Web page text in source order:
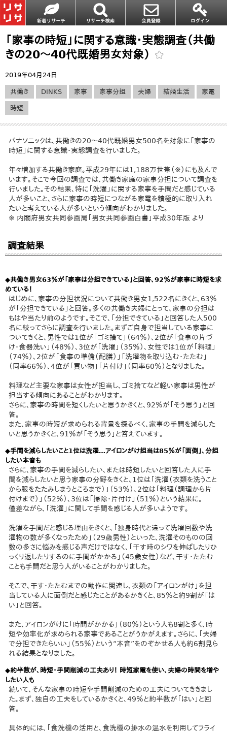
「家事の時短」に関する意識・実態調査（共働
きの20～40代既婚男女対象）
2019年04月24日
共働き DINKS 家事 家事分担 夫婦 結婚生活 家電
時短
パナソニックは、共働きの20～40代既婚男女500名を対象に「家事の
時短」に関する意識・実態調査を行いました。
年々増加する共働き家庭。平成29年には1,188万世帯（※）にも及んで
います。そこで今回の調査では、共働き家庭の家事分担について調査を
行いました。その結果、特に「洗濯」に関する家事を手間だと感じている
人が多いこと、さらに家事の時短につながる家電を積極的に取り入れ
たいと考えている人が多いという傾向がわかりました。
※ 内閣府男女共同参画局「男女共同参画白書」平成30年版 より
調査結果
◆共働き男女63％が「家事は分担できている」と回答、92％が家事に時短を求
めている！
はじめに、家事の分担状況について共働き男女1,522名にきくと、63％
が「分担できている」と回答。多くの共働き夫婦にとって、家事の分担は
もはや当たり前のようです。そこで、「分担できている」と回答した人500
名に絞ってさらに調査を行いました。まずご自身で担当している家事に
ついてきくと、男性では1位が「ゴミ捨て」（64％）、2位が「食事の片づ
け・食器洗い」（48％）、3位が「洗濯」（35％）、女性では1位が「料理」
（74％）、2位が「食事の準備（配膳）」「洗濯物を取り込む・たたむ」
（同率66％）、4位が「買い物」「片付け」（同率60％）となりました。
料理など主要な家事は女性が担当し、ゴミ捨てなど軽い家事は男性が
担当する傾向にあることがわかります。
さらに、家事の時間を短くしたいと思うかきくと、92％が「そう思う」と回
答。
また、家事の時短が求められる背景を探るべく、家事の手間を減らした
いと思うかきくと、91％が「そう思う」と答えています。
◆手間を減らしたいこと1位は洗濯…アイロンがけ担当は85％が「面倒」、分担
したい本音も
さらに、家事の手間を減らしたい、または時短したいと回答した人に手
間を減らしたいと思う家事の分野をきくと、1位は「洗濯（衣類を洗うこと
から服をたたみしまうところまで）」（53％）、2位は「料理（調理から片
付けまで）」（52％）、3位は「掃除・片付け」（51％）という結果に。
僅差ながら、「洗濯」に関して手間を感じる人が多いようです。
洗濯を手間だと感じる理由をきくと、「独身時代と違って洗濯回数や洗
濯物の数が多くなったため」（29歳男性）といった、洗濯そのものの回
数の多さに悩みを感じる声だけではなく、「干す時のシワを伸ばしたりひ
っくり返したりするのに手間がかかる」（45歳女性）など、干す・たたむ
ことも手間だと思う人がいることがわかりました。
そこで、干す・たたむまでの動作に関連し、衣類の「アイロンがけ」を担
当している人に面倒だと感じたことがあるかきくと、85％と約9割が「は
い」と回答。
また、アイロンがけに「時間がかかる」（80％）という人も8割と多く、時
短や効率化が求められる家事であることがうかがえます。さらに、「夫婦
で分担できたらいい」（55％）という“本音”をのぞかせる人も約6割見ら
れる結果となりました。
◆約半数が、時短・手間削減の工夫あり！ 時短家電を使い、夫婦の時間を増や
したい人も
続いて、そんな家事の時短や手間削減のための工夫についてききまし
た。まず、独自の工夫をしているかきくと、49％と約半数が「はい」と回
答。
具体的には、「食洗機の活用と、食洗機の排水の温水を利用してフライ